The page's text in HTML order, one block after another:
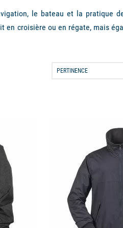
le bateau et la pratique
en croisière ou en régate, mais
réalisées en tissus intégrant
pour une utilisation
ou courses d'une semaine et
plus robustes et de
de couches du tissu qui
propose une gamme deveste de